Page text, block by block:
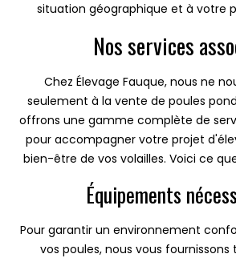
situation géographique et à votre
Nos services
Chez Élevage Fauque, nous ne
seulement à la vente de poules
offrons une gamme complète de
pour accompagner votre projet
bien-être de vos volailles. Voici ce
Équipements
Pour garantir un environnement
vos poules, nous vous